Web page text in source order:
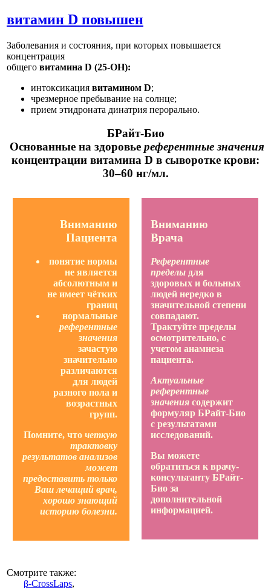
витамин D повышен
Заболевания и состояния, при которых повышается
концентрация
общего витамина D (25-OH):
интоксикация витамином D;
чрезмерное пребывание на солнце;
прием этидроната динатрия перорально.
БРайт-Био
Основанные на здоровье референтные значения
концентрации витамина D в сыворотке крови:
30–60 нг/мл.
Вниманию
Пациента
понятие нормы
не является
абсолютным и
не имеет чётких
границ
нормальные
референтные
значения
зачастую
значительно
различаются
для людей
разного пола и
возрастных
групп.
Помните, что четкую
трактовку
результатов анализов
может
предоставить только
Ваш лечащий врач,
хорошо знающий
историю болезни.
Вниманию
Врача
Референтные
пределы для
здоровых и больных
людей нередко в
значительной степени
совпадают.
Трактуйте пределы
осмотрительно, с
учетом анамнеза
пациента.
Актуальные
референтные
значения содержит
формуляр БРайт-Био
с результатами
исследований.
Вы можете
обратиться к врачу-
консультанту БРайт-
Био за
дополнительной
информацией.
Смотрите также:
β-CrossLaps,